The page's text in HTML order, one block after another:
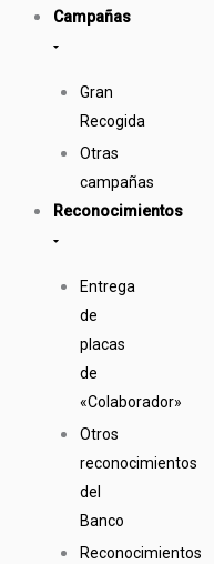
Campañas
Gran
Recogida
Otras
campañas
Reconocimientos
Entrega
de
placas
de
«Colaborador»
Otros
reconocimientos
del
Banco
Reconocimientos